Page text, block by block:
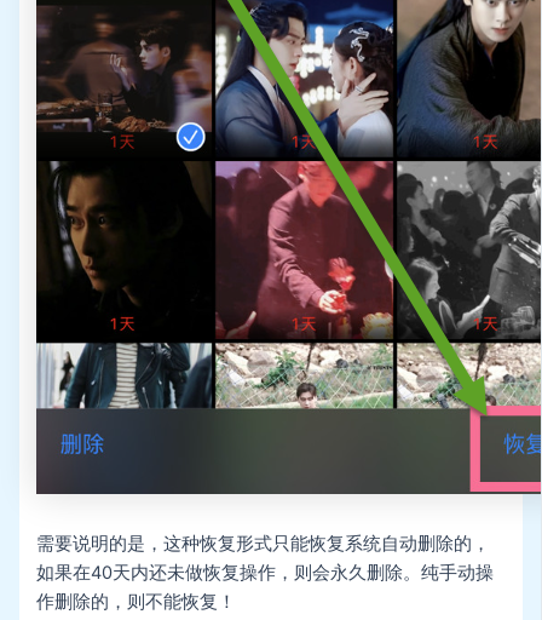
需要说明的是，这种恢复形式只能恢复系统自动删除的，
如果在40天内还未做恢复操作，则会永久删除。纯手动操
作删除的，则不能恢复！